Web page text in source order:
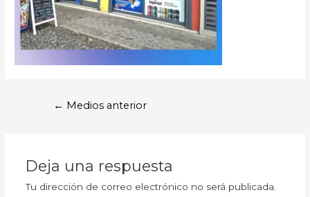
← Medios anterior
Deja una respuesta
Tu dirección de correo electrónico no será publicada.